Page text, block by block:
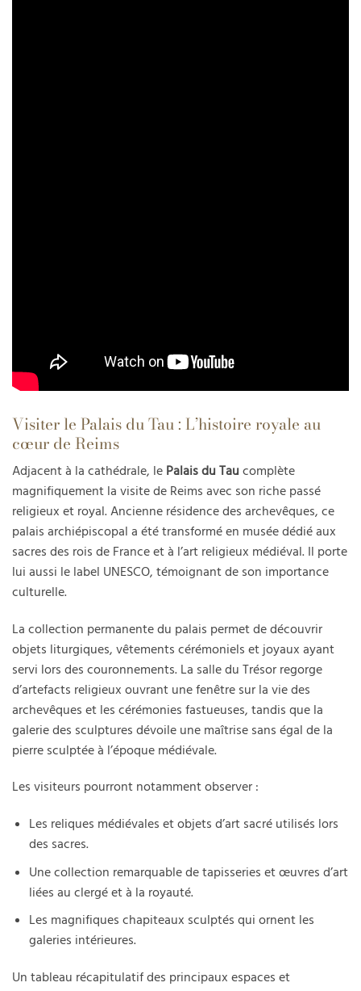
Visiter le Palais du Tau : L’histoire royale au
cœur de Reims
Adjacent à la cathédrale, le Palais du Tau complète
magnifiquement la visite de Reims avec son riche passé
religieux et royal. Ancienne résidence des archevêques, ce
palais archiépiscopal a été transformé en musée dédié aux
sacres des rois de France et à l’art religieux médiéval. Il porte
lui aussi le label UNESCO, témoignant de son importance
culturelle.
La collection permanente du palais permet de découvrir
objets liturgiques, vêtements cérémoniels et joyaux ayant
servi lors des couronnements. La salle du Trésor regorge
d’artefacts religieux ouvrant une fenêtre sur la vie des
archevêques et les cérémonies fastueuses, tandis que la
galerie des sculptures dévoile une maîtrise sans égal de la
pierre sculptée à l’époque médiévale.
Les visiteurs pourront notamment observer :
Les reliques médiévales et objets d’art sacré utilisés lors
des sacres.
Une collection remarquable de tapisseries et œuvres d’art
liées au clergé et à la royauté.
Les magnifiques chapiteaux sculptés qui ornent les
galeries intérieures.
Un tableau récapitulatif des principaux espaces et